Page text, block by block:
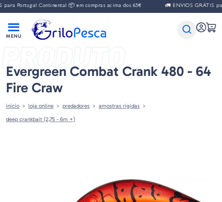
Portugal Continental 📦 em compras acima dos 65€ 🚛 ENVIOS GRÁTIS
PRODUTO
Evergreen Combat Crank 480 - 64
Fire Craw
início loja online predadores
amostras rigidas
deep crankbait (2,75 - 6m +)